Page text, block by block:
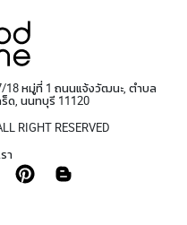
18 หมู่ที่ 1 ถนนแจ้งวัฒนะ, ตำบล
ด, นนทบุรี 11120
RIGHT RESERVED
า